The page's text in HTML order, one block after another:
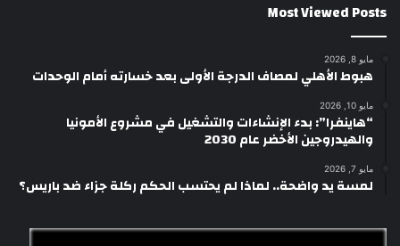
Most Viewed Posts
مايو 8, 2026
هبوط الأهلي لمصاف الدرجة الأولى بعد خسارته أمام الوحدات
مايو 10, 2026
“هاينفرا”: بدء الإنشاءات والتشغيل في مشروع الأمونيا
والهيدروجين الأخضر عام 2030
مايو 7, 2026
لمسة يد واضحة.. لماذا لم يحتسب الحكم ركلة جزاء ضد باريس؟